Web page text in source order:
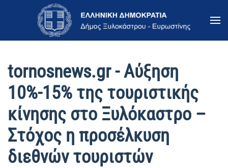
Skip to main content
tornosnews.gr - Αύξηση
10%-15% της τουριστικής
κίνησης στο Ξυλόκαστρο –
Στόχος η προσέλκυση
διεθνών τουριστών